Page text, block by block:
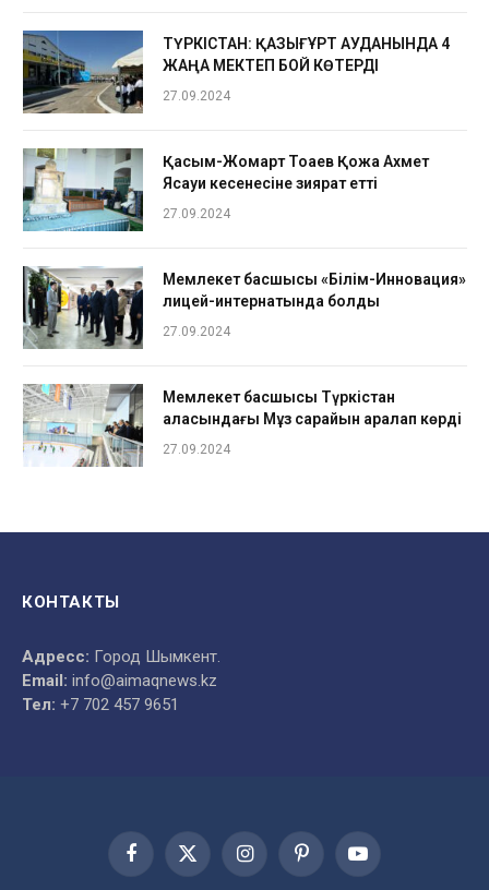
ТҮРКІСТАН: ҚАЗЫҒҰРТ АУДАНЫНДА 4
ЖАҢА МЕКТЕП БОЙ КӨТЕРДІ
27.09.2024
Қасым-Жомарт Тоқаев Қожа Ахмет
Ясауи кесенесіне зиярат етті
27.09.2024
Мемлекет басшысы «Білім-Инновация»
лицей-интернатында болды
27.09.2024
Мемлекет басшысы Түркістан
қаласындағы Мұз сарайын аралап көрді
27.09.2024
КОНТАКТЫ
Адресс: Город Шымкент.
Email: info@aimaqnews.kz
Тел: +7 702 457 9651
Facebook
X
InstagramPinterestYouTube